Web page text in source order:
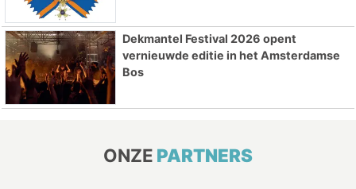
Dekmantel Festival 2026 opent
vernieuwde editie in het Amsterdamse
Bos
ONZE PARTNERS